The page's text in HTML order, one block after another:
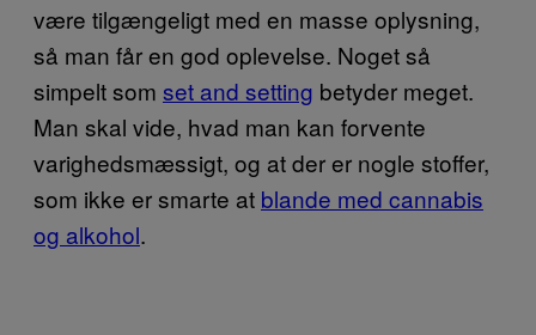
være tilgængeligt med en masse oplysning,
så man får en god oplevelse. Noget så
simpelt som set and setting betyder meget.
Man skal vide, hvad man kan forvente
varighedsmæssigt, og at der er nogle stoffer,
som ikke er smarte at blande med cannabis
og alkohol.